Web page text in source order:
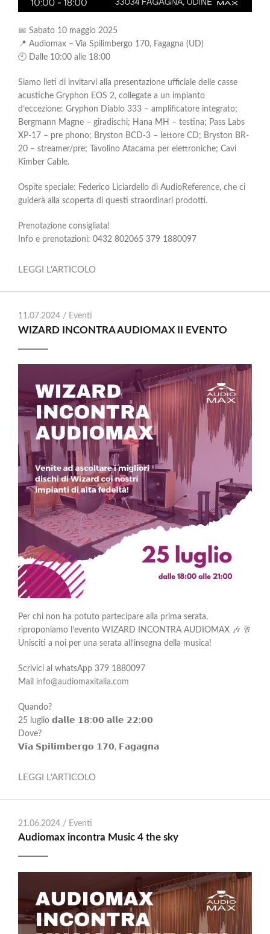
📅 Sabato 10 maggio 2025
📍 Audiomax – Via Spilimbergo 170, Fagagna (UD)
🕙 Dalle 10:00 alle 18:00
Siamo lieti di invitarvi alla presentazione ufficiale delle casse
acustiche Gryphon EOS 2, collegate a un impianto
d’eccezione: Gryphon Diablo 333 – amplificatore integrato;
Bergmann Magne – giradischi; Hana MH – testina; Pass Labs
XP-17 – pre phono; Bryston BCD-3 – lettore CD; Bryston BR-
20 – streamer/pre; Tavolino Atacama per elettroniche; Cavi
Kimber Cable.
Ospite speciale: Federico Liciardello di AudioReference, che ci
guiderà alla scoperta di questi straordinari prodotti.
Prenotazione consigliata!
Info e prenotazioni: 0432 802065 379 1880097
LEGGI L'ARTICOLO
11.07.2024 / Eventi
WIZARD INCONTRA AUDIOMAX II EVENTO
Per chi non ha potuto partecipare alla prima serata,
riproponiamo l’evento WIZARD INCONTRA AUDIOMAX 🎶 🥂
Unisciti a noi per una serata all’insegna della musica!
Scrivici al whatsApp 379 1880097
Mail info@audiomaxitalia.com
Quando?
25 luglio 𝗱𝗮𝗹𝗹𝗲 𝟭𝟴:𝟬𝟬 𝗮𝗹𝗹𝗲 𝟮𝟮:𝟬𝟬
Dove?
𝗩𝗶𝗮 𝗦𝗽𝗶𝗹𝗶𝗺𝗯𝗲𝗿𝗴𝗼 𝟭𝟳𝟬, 𝗙𝗮𝗴𝗮𝗴𝗻𝗮
LEGGI L'ARTICOLO
21.06.2024 / Eventi
Audiomax incontra Music 4 the sky